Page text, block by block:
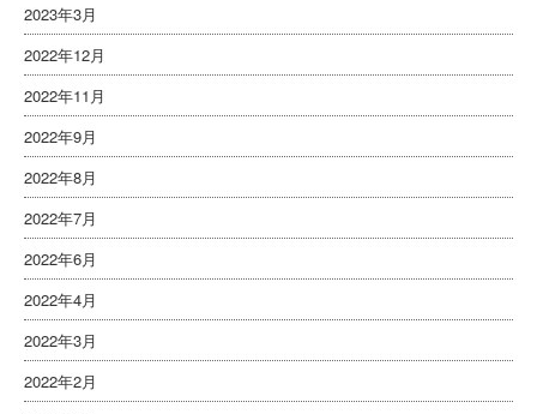
2023年3月
2022年12月
2022年11月
2022年9月
2022年8月
2022年7月
2022年6月
2022年4月
2022年3月
2022年2月